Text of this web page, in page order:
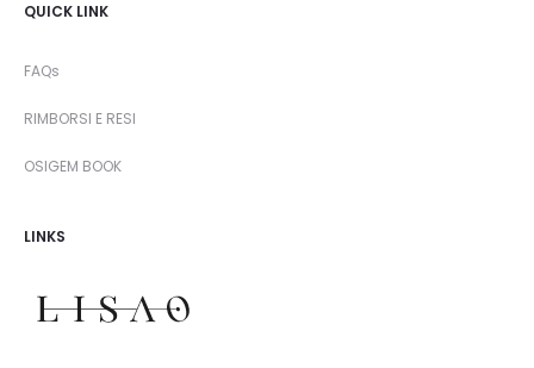
QUICK LINK
FAQs
RIMBORSI E RESI
OSIGEM BOOK
LINKS